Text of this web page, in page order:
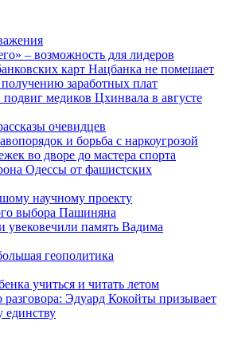
– возможность для лидеров
карт Нацбанка не помешает
заработных плат
подвиг медиков Цхинвала в августе
очевидцев
и борьба с наркоугрозой
во дворе до мастера спорта
Одессы от фашистских
научному проекту
выбора Пашиняна
память Вадима
геополитика
учиться и читать летом
Эдуард Кокойты призывает
единству